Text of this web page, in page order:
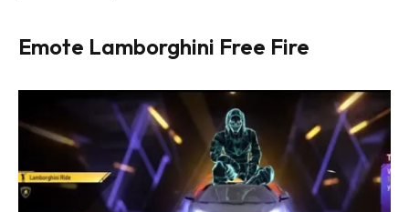
Emote Lamborghini Free Fire